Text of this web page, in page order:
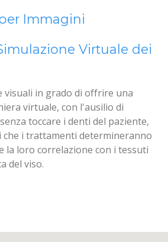
Immagini
Virtuale dei
visuali in grado di offrire una
virtuale, con l'ausilio di
toccare i denti del paziente,
che i trattamenti determineranno
la loro correlazione con i tessuti
del viso.